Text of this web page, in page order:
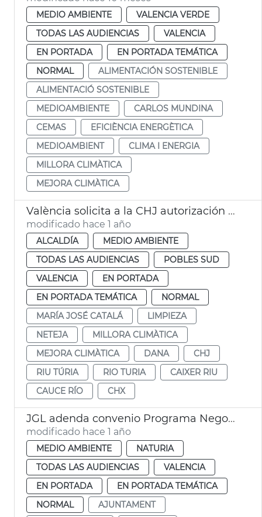
MEDIO AMBIENTE
VALENCIA VERDE
TODAS LAS AUDIENCIAS
VALENCIA
EN PORTADA
EN PORTADA TEMÁTICA
NORMAL
ALIMENTACIÓN SOSTENIBLE
ALIMENTACIÓ SOSTENIBLE
MEDIOAMBIENTE
CARLOS MUNDINA
CEMAS
EFICIÈNCIA ENERGÈTICA
MEDIOAMBIENT
CLIMA I ENERGIA
MILLORA CLIMÀTICA
MEJORA CLIMÀTICA
València solicita a la CHJ autorización para limipar el cauce del Turia
modificado hace 1 año
ALCALDÍA
MEDIO AMBIENTE
TODAS LAS AUDIENCIAS
POBLES SUD
VALENCIA
EN PORTADA
EN PORTADA TEMÁTICA
NORMAL
MARÍA JOSÉ CATALÁ
LIMPIEZA
NETEJA
MILLORA CLIMÀTICA
MEJORA CLIMÀTICA
DANA
CHJ
RIU TÚRIA
RIO TURIA
CAIXER RIU
CAUCE RÍO
CHX
JGL adenda convenio Programa Negocio Local Sostenible
modificado hace 1 año
MEDIO AMBIENTE
NATURIA
TODAS LAS AUDIENCIAS
VALENCIA
EN PORTADA
EN PORTADA TEMÁTICA
NORMAL
AJUNTAMENT